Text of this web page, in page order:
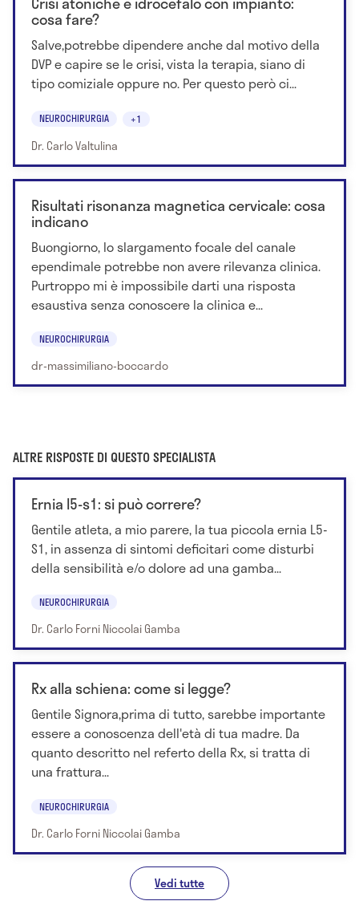
cosa fare?
Salve,potrebbe dipendere anche dal motivo della
DVP e capire se le crisi, vista la terapia, siano di
tipo comiziale oppure no. Per questo però ci...
NEUROCHIRURGIA +1
Dr. Carlo Valtulina
Risultati risonanza magnetica cervicale: cosa
indicano
Buongiorno, lo slargamento focale del canale
ependimale potrebbe non avere rilevanza clinica.
Purtroppo mi è impossibile darti una risposta
esaustiva senza conoscere la clinica e...
NEUROCHIRURGIA
dr-massimiliano-boccardo
ALTRE RISPOSTE DI QUESTO SPECIALISTA
Ernia l5-s1: si può correre?
Gentile atleta, a mio parere, la tua piccola ernia L5-
S1, in assenza di sintomi deficitari come disturbi
della sensibilità e/o dolore ad una gamba...
NEUROCHIRURGIA
Dr. Carlo Forni Niccolai Gamba
Rx alla schiena: come si legge?
Gentile Signora,prima di tutto, sarebbe importante
essere a conoscenza dell'età di tua madre. Da
quanto descritto nel referto della Rx, si tratta di
una frattura...
NEUROCHIRURGIA
Dr. Carlo Forni Niccolai Gamba
Vedi tutte